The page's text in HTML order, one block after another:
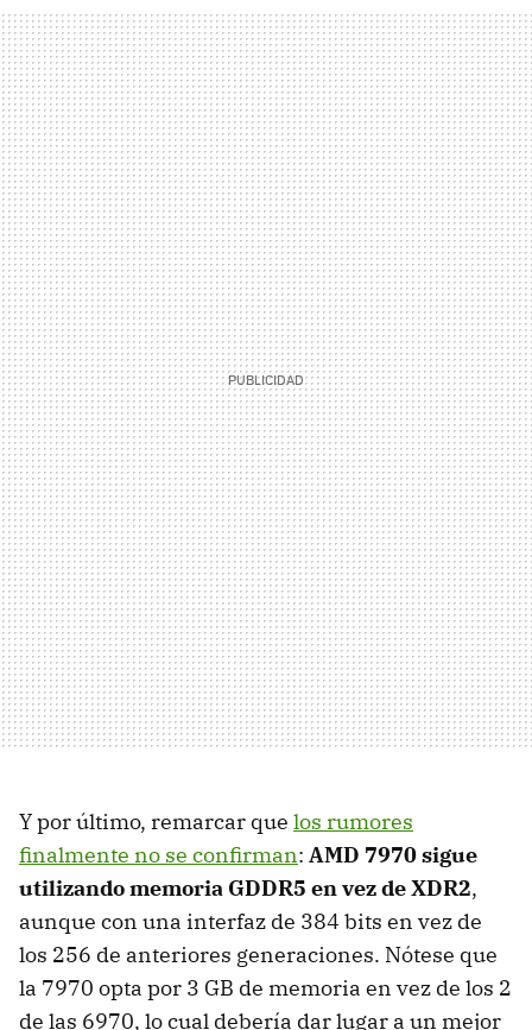
Y por último, remarcar que los rumores
finalmente no se confirman: AMD 7970 sigue
utilizando memoria GDDR5 en vez de XDR2,
aunque con una interfaz de 384 bits en vez de
los 256 de anteriores generaciones. Nótese que
la 7970 opta por 3 GB de memoria en vez de los 2
de las 6970, lo cual debería dar lugar a un mejor